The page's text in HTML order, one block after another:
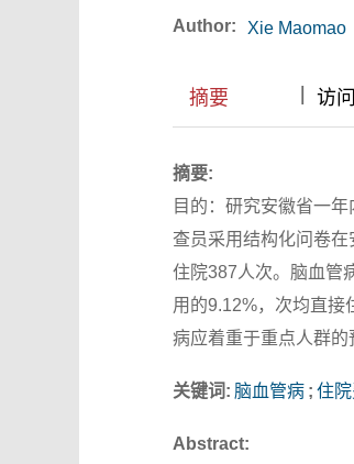
Author: Xie Maomao
摘要 访
摘要:
目的：研究安徽省一
查员采用结构化问卷
住院387人次。脑血管
用的9.12%，次均直接
病应着重于重点人群的
关键词: 脑血管病 ; 住院
Abstract: